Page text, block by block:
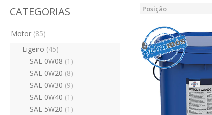
CATEGORIAS
Motor (85)
Ligeiro (45)
SAE 0W08 (1)
SAE 0W20 (8)
SAE 0W30 (9)
SAE 0W40 (1)
SAE 5W20 (1)